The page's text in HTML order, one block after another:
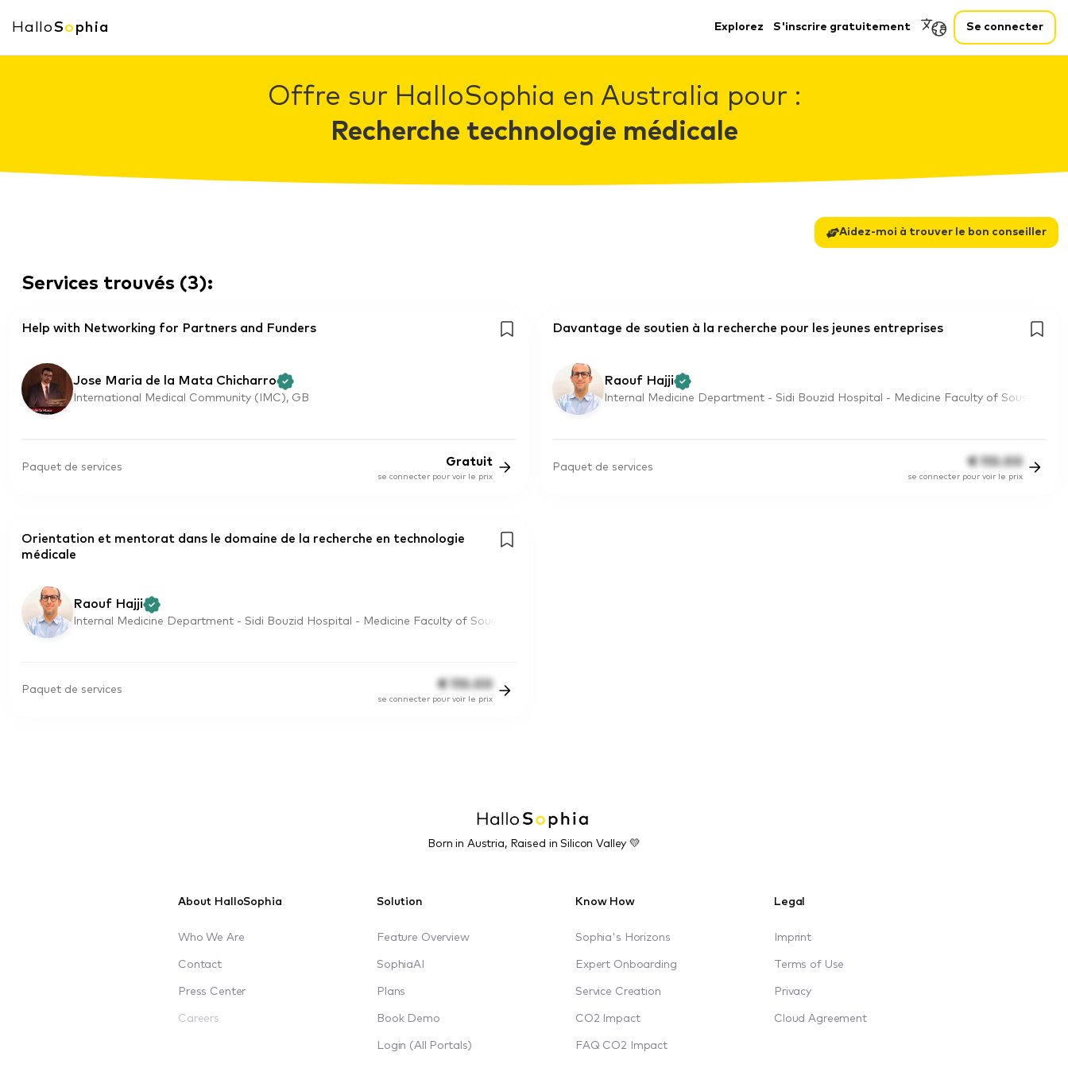
HalloSo phia Explorez S'inscrire gratuitement Se connecter
Offre sur HalloSophia en Australia pour :
Recherche technologie médicale
Aidez-moi à trouver le bon conseiller
Services trouvés (3):
Help with Networking for Partners and Funders
Jose Maria de la Mata Chicharro
International Medical Community (IMC), GB
Paquet de services Gratuit
se connecter pour voir le prix
Davantage de soutien à la recherche pour les jeunes entreprises
Raouf Hajji
Internal Medicine Department - Sidi Bouzid Hospital - Medicine Faculty of Sous
Paquet de services € 110.00
se connecter pour voir le prix
Orientation et mentorat dans le domaine de la recherche en technologie
médicale
Raouf Hajji
Internal Medicine Department - Sidi Bouzid Hospital - Medicine Faculty of Sous
Paquet de services € 110.00
se connecter pour voir le prix